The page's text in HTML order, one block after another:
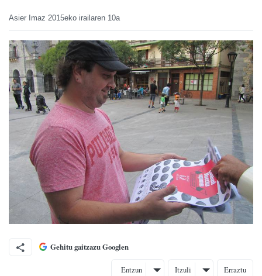
Asier Imaz 2015eko irailaren 10a
Gehitu gaitzazu Googlen
Entzun Itzuli Erraztu